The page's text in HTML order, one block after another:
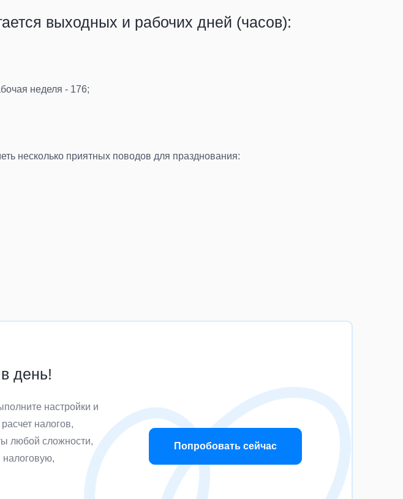
выходных и рабочих дней (часов):
неделя - 176;
несколько приятных поводов для празднования:
день!
настройки и
налогов,
любой сложности,
налоговую,
Попробовать сейчас